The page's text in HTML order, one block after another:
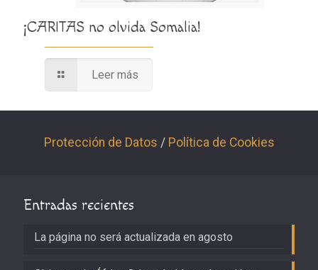
¡CARITAS no olvida Somalia!
Leer más
Protección de Datos / Política de Cookies
Entradas recientes
La página no será actualizada en agosto